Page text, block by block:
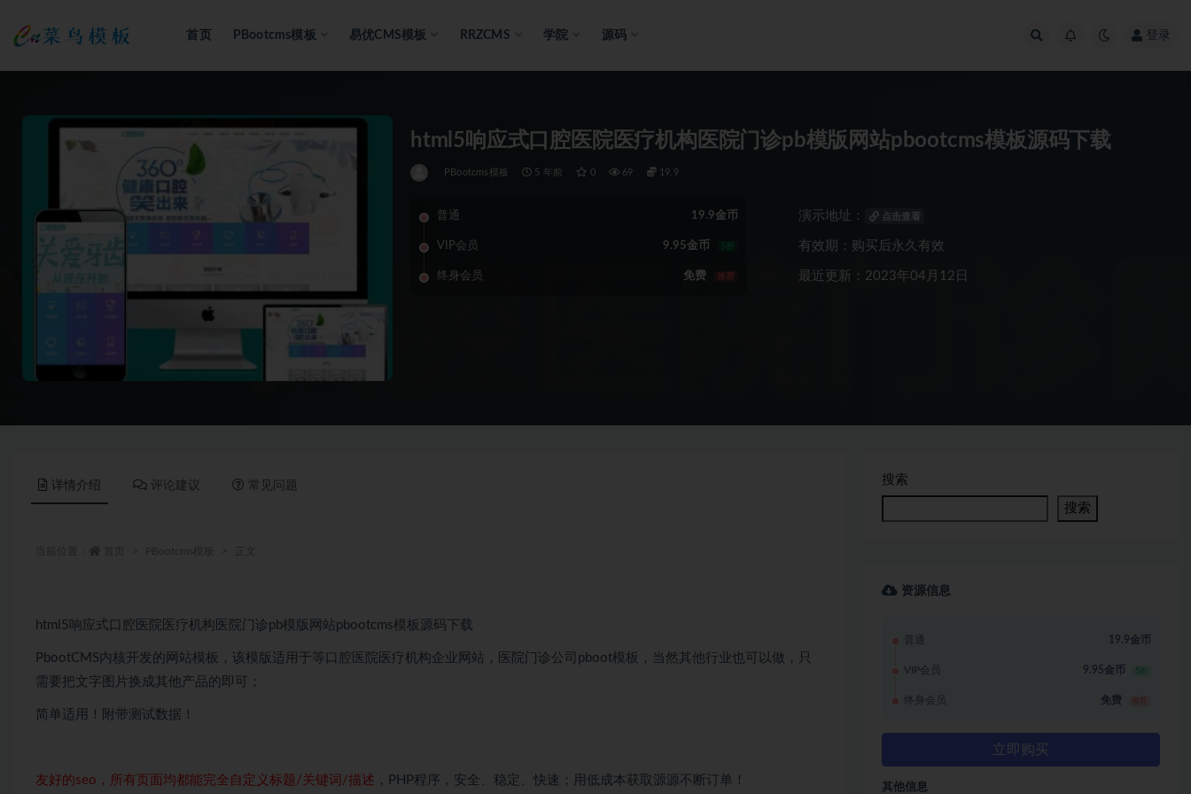
首页 PBootcms模板 易优CMS模板 RRZCMS 学院 源码 登录
html5响应式口腔医院医疗机构医院门诊pb模版网站pbootcms模板源码下载
PBootcms模板 5 年前 0 69 19.9
普通 19.9金币
VIP会员 9.95金币 5折
终身会员 免费 推荐
演示地址： 点击查看
有效期：购买后永久有效
最近更新：2023年04月12日
详情介绍 评论建议 常见问题
html5响应式口腔医院医疗机构医院门诊pb模版网站pbootcms模板源码下载
PbootCMS内核开发的网站模板，该模版适用于等口腔医院医疗机构企业网站，医院门诊公司pboot模板，当然其他行业也可以做，只
需要把文字图片换成其他产品的即可；
简单适用！附带测试数据！
友好的seo，所有页面均都能完全自定义标题/关键词/描述 ，PHP程序，安全、稳定、快速；用低成本获取源源不断订单！
搜索
搜索
资源信息
普通 19.9金币
VIP会员 9.95金币 5折
终身会员 免费
立即购买
其他信息